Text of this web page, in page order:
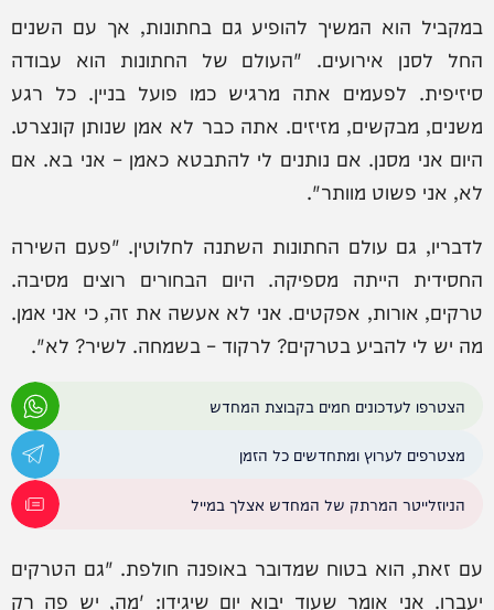
במקביל הוא המשיך להופיע גם בחתונות, אך עם השנים
החל לסנן אירועים. "העולם של החתונות הוא עבודה
סיזיפית. לפעמים אתה מרגיש כמו פועל בניין. כל רגע
משנים, מבקשים, מזיזים. אתה כבר לא אמן שנותן קונצרט.
היום אני מסנן. אם נותנים לי להתבטא כאמן – אני בא. אם
לא, אני פשוט מוותר".
לדבריו, גם עולם החתונות השתנה לחלוטין. "פעם השירה
החסידית הייתה מספיקה. היום הבחורים רוצים מסיבה.
טרקים, אורות, אפקטים. אני לא אעשה את זה, כי אני אמן.
מה יש לי להביע בטרקים? לרקוד – בשמחה. לשיר? לא".
הצטרפו לעדכונים חמים בקבוצת המחדש
מצטרפים לערוץ ומתחדשים כל הזמן
הניוזלייטר המרתק של המחדש אצלך במייל
עם זאת, הוא בטוח שמדובר באופנה חולפת. "גם הטרקים
יעברו. אני אומר שעוד יבוא יום שיגידו: 'מה, יש פה רק